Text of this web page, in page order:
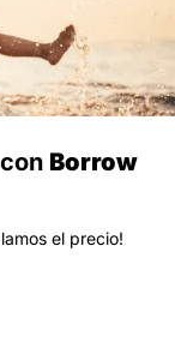
Borrow
el precio!